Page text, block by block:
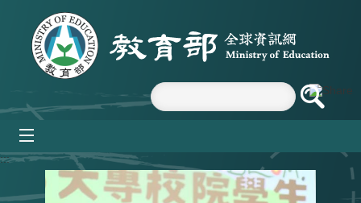
跳到主要內容區塊
:::